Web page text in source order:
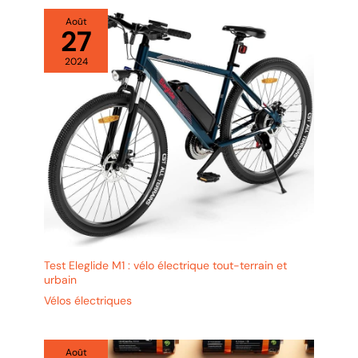
moteur se coupe
immédiatement pour une
sécurité accrue et une distance
de freinage réduite.
Août
27
2024
Test Eleglide M1 : vélo électrique tout-terrain et
urbain
Vélos électriques
Août